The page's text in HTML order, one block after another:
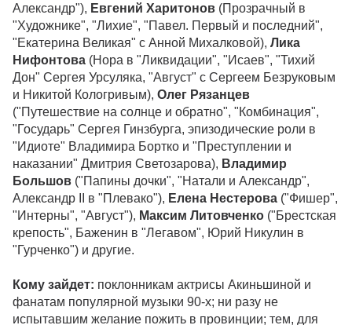
Александр"), Евгений Харитонов (Прозрачный в
"Художнике", "Лихие", "Павел. Первый и последний",
"Екатерина Великая" с Анной Михалковой), Лика
Нифонтова (Нора в "Ликвидации", "Исаев", "Тихий
Дон" Сергея Урсуляка, "Август" с Сергеем Безруковым
и Никитой Кологривым), Олег Рязанцев
("Путешествие на солнце и обратно", "Комбинация",
"Государь" Сергея Гинзбурга, эпизодические роли в
"Идиоте" Владимира Бортко и "Преступлении и
наказании" Дмитрия Светозарова), Владимир
Большов ("Папины дочки", "Натали и Александр",
Александр II в "Плевако"), Елена Нестерова ("Фишер",
"Интерны", "Август"), Максим Литовченко ("Брестская
крепость", Баженин в "Легавом", Юрий Никулин в
"Гурченко") и другие.
Кому зайдет: поклонникам актрисы Акиньшиной и
фанатам популярной музыки 90-х; ни разу не
испытавшим желание пожить в провинции; тем, для